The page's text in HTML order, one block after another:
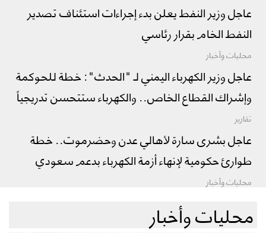
عاجل وزير النفط يعلن بدء إجراءات استئناف تصدير
النفط الخام بقرار رئاسي
محليات وأخبار
عاجل وزير الكهرباء اليمني لـ "الحدث": خطة للحوكمة
وإشراك القطاع الخاص.. والكهرباء ستتحسن تدريجياً
تقارير
عاجل بشرى سارة لأهالي عدن وحضرموت.. خطة
طوارئ حكومية لإنهاء أزمة الكهرباء بدعم سعودي
محليات وأخبار
محليات وأخبار